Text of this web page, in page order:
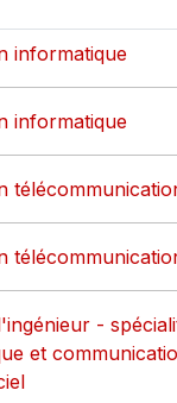
informatique
informatique
-
et